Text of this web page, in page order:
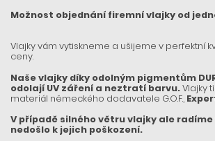
Možnost objednání firemní vlajky od
Vlajky vám vytiskneme a ušijeme v perfektní
ceny.
Naše vlajky díky odolným pigmentům
odolají UV záření a neztratí barvu.Vlajky
materiál německého dodavatele G.O.F.,
V případě silného větru vlajky ale
nedošlo k jejich poškození.